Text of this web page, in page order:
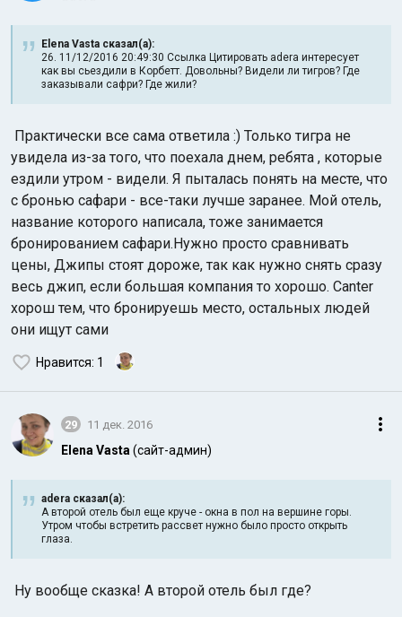
Elena Vasta сказал(а):
26. 11/12/2016 20:49:30 Ссылка Цитировать adera интересует
как вы сьездили в Корбетт. Довольны? Видели ли тигров? Где
заказывали сафри? Где жили?
Практически все сама ответила :) Только тигра не
увидела из-за того, что поехала днем, ребята , которые
ездили утром - видели. Я пыталась понять на месте, что
с бронью сафари - все-таки лучше заранее. Мой отель,
название которого написала, тоже занимается
бронированием сафари.Нужно просто сравнивать
цены, Джипы стоят дороже, так как нужно снять сразу
весь джип, если большая компания то хорошо. Canter
хорош тем, что бронируешь место, остальных людей
они ищут сами
Нравится: 1
29 11 дек. 2016
Elena Vasta (сайт-админ)
adera сказал(а):
А второй отель был еще круче - окна в пол на вершине горы.
Утром чтобы встретить рассвет нужно было просто открыть
глаза.
Ну вообще сказка! А второй отель был где?